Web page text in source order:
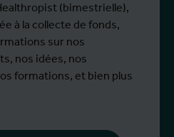
(bimestrielle),
à la collecte de fonds,
sur nos
nos idées, nos
formations, et bien plus